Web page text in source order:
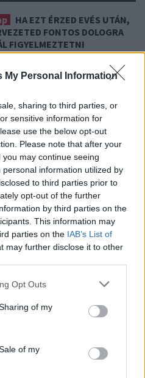
My Personal Information
sharing to third parties, or
sensitive information for
use the below opt-out
Please note that after your
may continue seeing
information utilized by
to third parties prior to
opt-out of the further
by third parties on the
This information may
parties on the IAB’s List of
may further disclose it to other
uses one or more Google
behaviour. You may click to
and its third-party tags to
purposes in below Google
Opt Outs
of my
of my
HA EZT ÉRZED EVÉS UTÁN,
FONTOS DOLOGRA
FIGYELMEZTETNI
jelekre!
REGGELI TÜNETET NE
A SZŐNYEG ALÁ
EZÉRT PÁRÁSODIK BE
AZ ABLAK – EGYSZERŰBB
MINT GONDOLNÁD
megoldás
NEM ECETTEL ÉS NEM
trükk
HASZNÁLOD, AZ
A GYÓGYSZEREIKET –